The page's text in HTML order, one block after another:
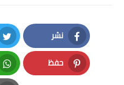
نشر
Facebook
حفظ
Pinterest